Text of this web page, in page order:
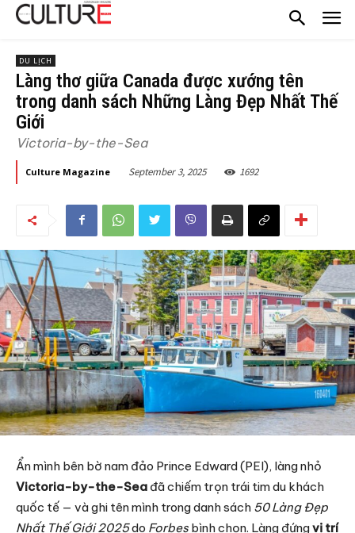
DU LỊCH
Làng thơ giữa Canada được xướng tên
trong danh sách Những Làng Đẹp Nhất Thế
Giới
Victoria-by-the-Sea
Culture Magazine September 3, 2025 1692
Ẩn mình bên bờ nam đảo Prince Edward (PEI), làng nhỏ
Victoria-by-the-Sea đã chiếm trọn trái tim du khách
quốc tế — và ghi tên mình trong danh sách 50 Làng Đẹp
Nhất Thế Giới 2025do Forbes bình chọn. Làng đứngvị trí